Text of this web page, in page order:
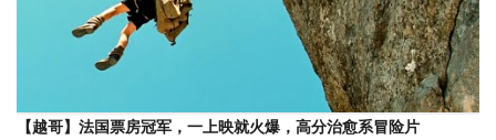
【越哥】法国票房冠军，一上映就火爆，高分治愈系冒险片